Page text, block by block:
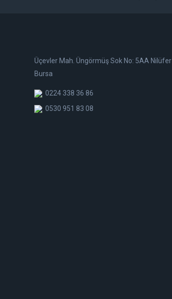
Üçevler Mah. Üngörmüş Sok No: 5AA Nilüfer
Bursa
0224 338 36 86
0530 951 83 08